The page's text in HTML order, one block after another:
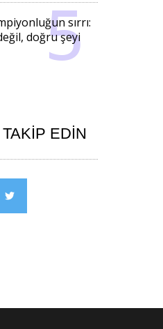
sırrı:
doğru şeyi
EDIN